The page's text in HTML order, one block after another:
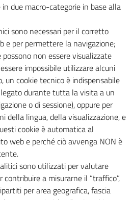
in due macro-categorie in base alla
sono necessari per il corretto
e per permettere la navigazione;
non essere visualizzate
impossibile utilizzare alcuni
un cookie tecnico è indispensabile
durante tutta la visita a un
o di sessione), oppure per
della lingua, della visualizzazione, e
cookie è automatica al
web e perché ciò avvenga NON è
sono utilizzati per valutare
contribuire a misurarne il “traffico”,
per area geografica, fascia